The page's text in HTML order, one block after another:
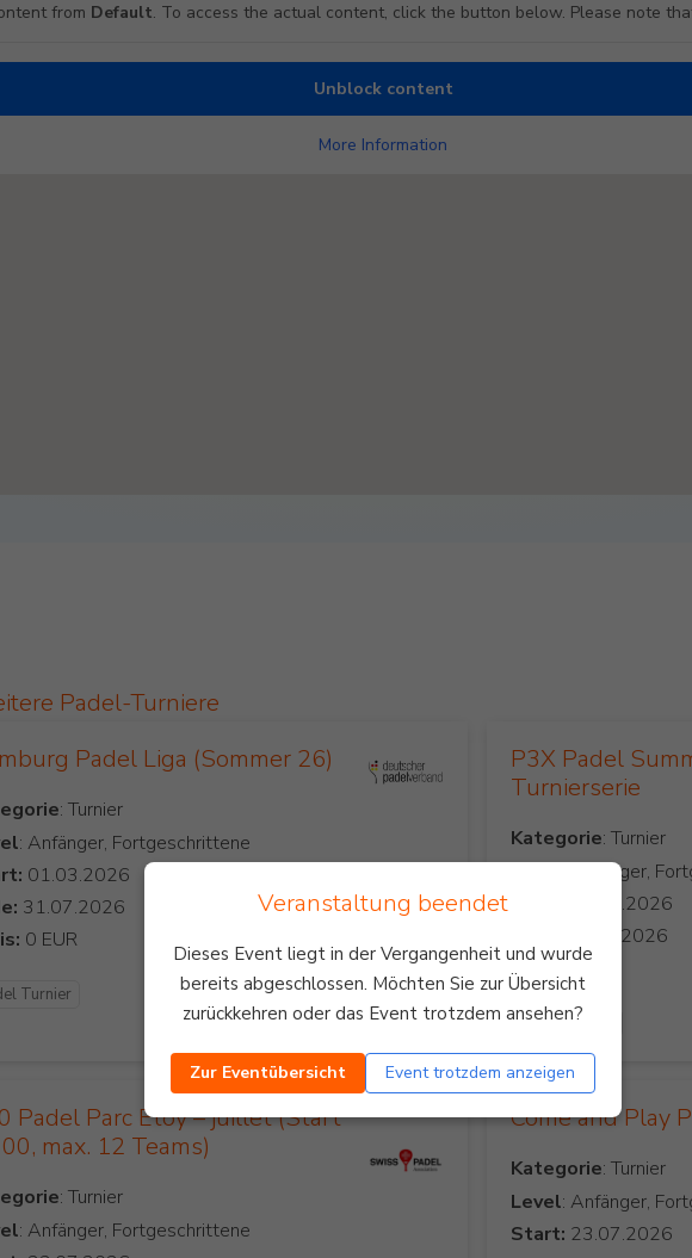
Veranstaltung beendet
Dieses Event liegt in der Vergangenheit und wurde
bereits abgeschlossen. Möchten Sie zur Übersicht
zurückkehren oder das Event trotzdem ansehen?
Zur Eventübersicht Event trotzdem anzeigen
from Default. To access the actual content, click the button below. Please note
Unblock content
More Information
Padel-Turniere
Padel Liga (Sommer 26)
: Anfänger, Fortgeschrittene
Turnier
P3X Padel
Turnierserie
Kategorie
: Anfänger,
Preis:
Padel Turnier
Padel Parc Etoy – juillet (Start
max. 12 Teams)
: Anfänger, Fortgeschrittene
Come and Play
Kategorie
Level: Anfänger,
Start: